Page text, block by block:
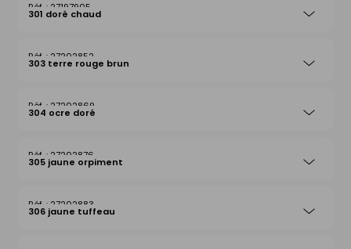
27197905
301 doré chaud
27202852
303 terre rouge brun
27202869
304 ocre doré
27202876
305 jaune orpiment
27202883
306 jaune tuffeau